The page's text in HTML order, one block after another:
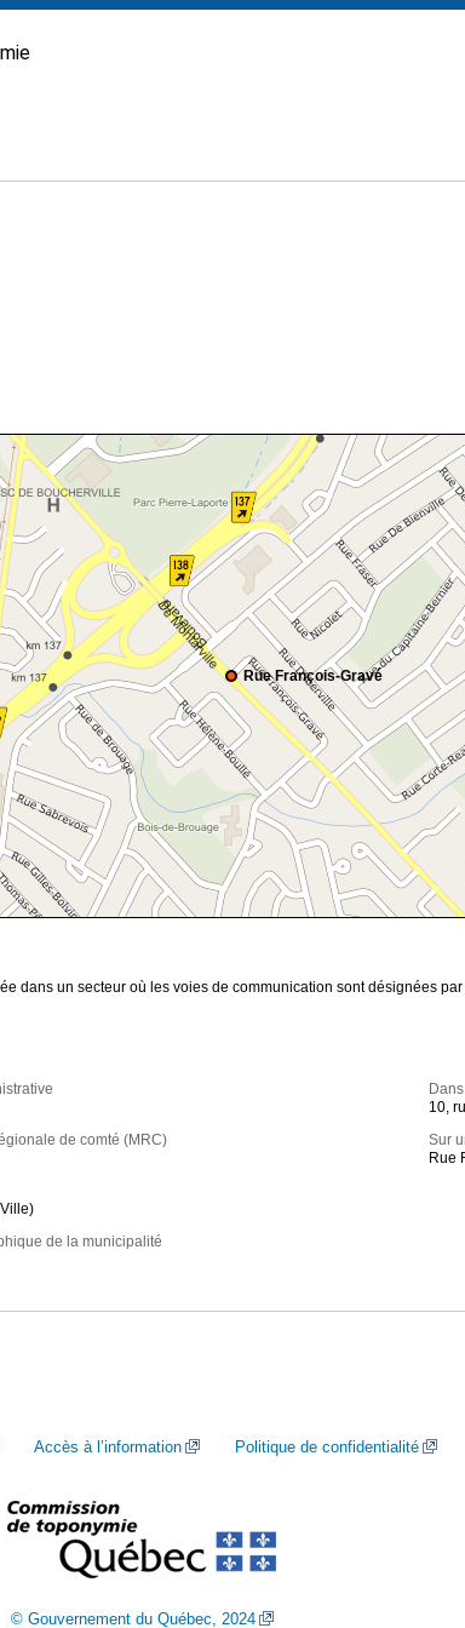
Rue François-Gravé
dans un secteur où les voies de communication sont désignées
de comté (MRC)
de la municipalité
10,
Sur
Rue
Accès à l’information Politique de confidentialité
© Gouvernement du Québec, 2024